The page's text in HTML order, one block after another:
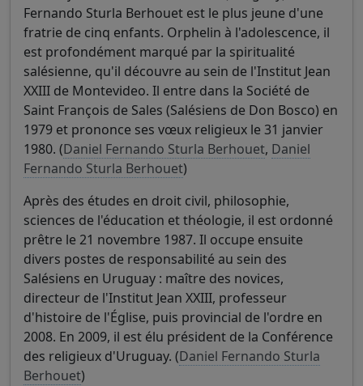
Fernando Sturla Berhouet est le plus jeune d'une
fratrie de cinq enfants. Orphelin à l'adolescence, il
est profondément marqué par la spiritualité
salésienne, qu'il découvre au sein de l'Institut Jean
XXIII de Montevideo. Il entre dans la Société de
Saint François de Sales (Salésiens de Don Bosco) en
1979 et prononce ses vœux religieux le 31 janvier
1980. (Daniel Fernando Sturla Berhouet, Daniel
Fernando Sturla Berhouet)
Après des études en droit civil, philosophie,
sciences de l'éducation et théologie, il est ordonné
prêtre le 21 novembre 1987. Il occupe ensuite
divers postes de responsabilité au sein des
Salésiens en Uruguay : maître des novices,
directeur de l'Institut Jean XXIII, professeur
d'histoire de l'Église, puis provincial de l'ordre en
2008. En 2009, il est élu président de la Conférence
des religieux d'Uruguay. (Daniel Fernando Sturla
Berhouet)